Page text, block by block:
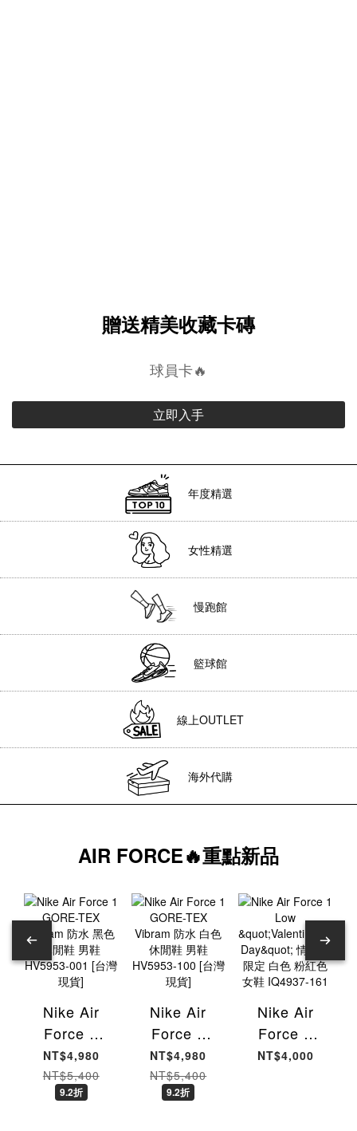
贈送精美收藏卡磚
球員卡🔥
立即入手
年度精選
女性精選
慢跑館
籃球館
線上OUTLET
海外代購
AIR FORCE🔥重點新品
Nike Air
Force 1
GORE-TEX
Vibram 防
水 黑色 休
NT$4,980
NT$5,400
9.2折
Nike Air
Force 1
GORE-TEX
Vibram 防
水 白色 休
NT$4,980
NT$5,400
9.2折
Nike Air
Force 1
Low
NT$4,000